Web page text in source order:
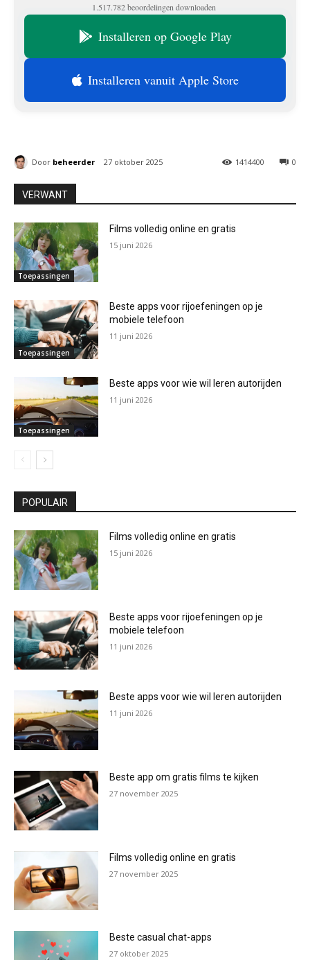
1.517.782 beoordelingen downloaden
Installeren op Google Play
Installeren vanuit Apple Store
0
1414400
Door beheerder 27 oktober 2025
VERWANT
Toepassingen
Films volledig online en gratis
15 juni 2026
Toepassingen
Beste apps voor rijoefeningen op je
mobiele telefoon
11 juni 2026
Toepassingen
Beste apps voor wie wil leren autorijden
11 juni 2026
POPULAIR
Films volledig online en gratis
15 juni 2026
Beste apps voor rijoefeningen op je
mobiele telefoon
11 juni 2026
Beste apps voor wie wil leren autorijden
11 juni 2026
Beste app om gratis films te kijken
27 november 2025
Films volledig online en gratis
27 november 2025
Beste casual chat-apps
27 oktober 2025